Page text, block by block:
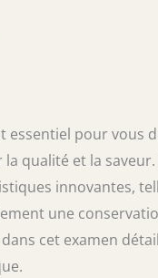
essentiel pour vous
qualité et la
innovantes,
une
cet examen